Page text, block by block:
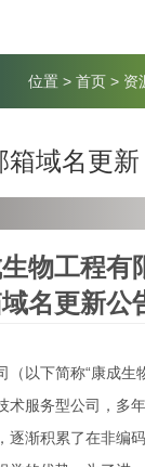
位置 > 首页 > 资
箱域名更新
物工程有
名更新公
（以下简称“康成生
服务型公司，多
渐积累了在非编码